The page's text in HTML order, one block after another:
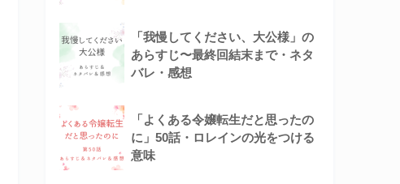
「我慢してください、大公様」の
あらすじ〜最終回結末まで・ネタ
バレ・感想
「よくある令嬢転生だと思ったの
に」50話・ロレインの光をつける
意味